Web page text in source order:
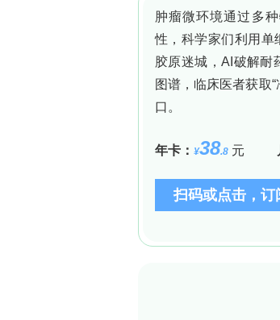
研究人员构建了可诱导的
CreERT2），通过腹腔注
管功能。在Ldlr
背景下，
天狼猩红染色和免疫荧光评
以鉴定SMC亚群。人冠状
（不列颠哥伦比亚大学
脉，通过Western blot、
**研究结果**
通过免疫荧光染色，研究人